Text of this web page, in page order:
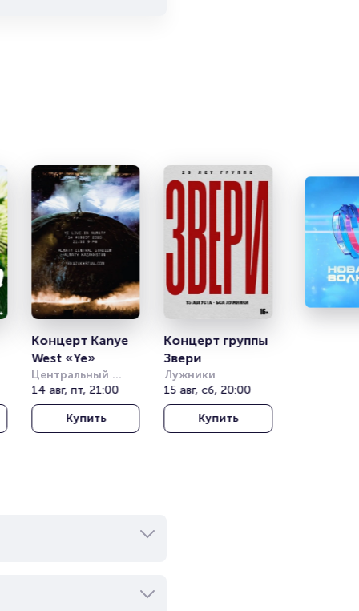
Концерт Kanye
West «Ye»
Центральный
стадион Алматы
14 авг, пт, 21:00
Купить
Концерт группы
Звери
Лужники
15 авг, сб, 20:00
Купить